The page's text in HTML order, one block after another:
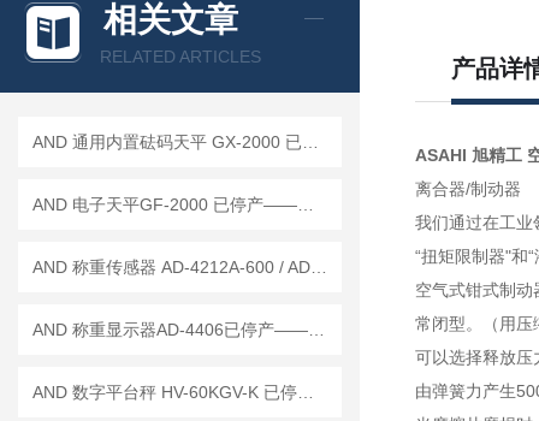
相关文章
RELATED ARTICLES 产品详
ASAHI 旭精工
离合器/制动器
我们通过在工业
“扭矩限制器"和
空气式钳式制
常闭型。（用压
可以选择释放
由弹簧力产生